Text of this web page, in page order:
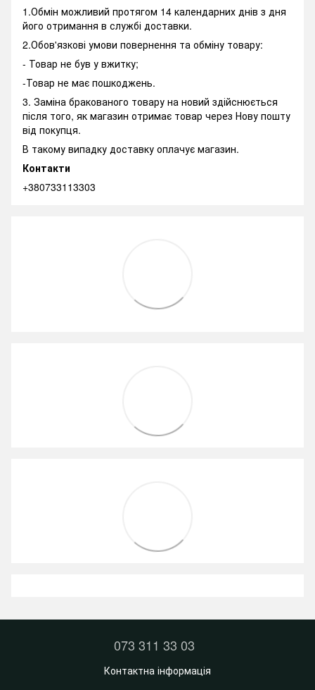
1.Обмін можливий протягом 14 календарних днів з дня
його отримання в службі доставки.
2.Обов'язкові умови повернення та обміну товару:
- Товар не був у вжитку;
-Товар не має пошкоджень.
3. Заміна бракованого товару на новий здійснюється
після того, як магазин отримає товар через Нову пошту
від покупця.
В такому випадку доставку оплачує магазин.
Контакти
+380733113303
073 311 33 03
Контактна інформація